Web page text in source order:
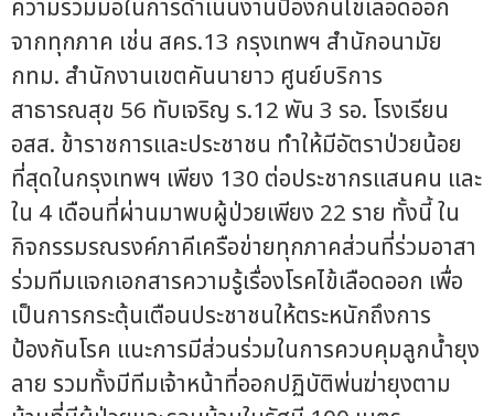
ความร่วมมือในการดำเนินงานป้องกันไข้เลือดออก
จากทุกภาค เช่น สคร.13 กรุงเทพฯ สำนักอนามัย
กทม. สำนักงานเขตคันนายาว ศูนย์บริการ
สาธารณสุข 56 ทับเจริญ ร.12 พัน 3 รอ. โรงเรียน
อสส. ข้าราชการและประชาชน ทำให้มีอัตราป่วยน้อย
ที่สุดในกรุงเทพฯ เพียง 130 ต่อประชากรแสนคน และ
ใน 4 เดือนที่ผ่านมาพบผู้ป่วยเพียง 22 ราย ทั้งนี้ ใน
กิจกรรมรณรงค์ภาคีเครือข่ายทุกภาคส่วนที่ร่วมอาสา
ร่วมทีมแจกเอกสารความรู้เรื่องโรคไข้เลือดออก เพื่อ
เป็นการกระตุ้นเตือนประชาชนให้ตระหนักถึงการ
ป้องกันโรค แนะการมีส่วนร่วมในการควบคุมลูกน้ำยุง
ลาย รวมทั้งมีทีมเจ้าหน้าที่ออกปฏิบัติพ่นฆ่ายุงตาม